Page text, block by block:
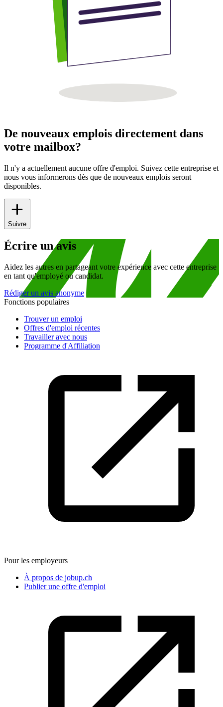
De nouveaux emplois directement dans
votre mailbox?
Il n'y a actuellement aucune offre d'emploi. Suivez cette entreprise et
nous vous informerons dès que de nouveaux emplois seront
disponibles.
Suivre
Écrire un avis
Aidez les autres en partageant votre expérience avec cette entreprise
en tant qu'employé ou candidat.
Rédiger un avis anonyme
Fonctions populaires
Trouver un emploi
Offres d'emploi récentes
Travailler avec nous
Programme d'Affiliation
Pour les employeurs
À propos de jobup.ch
Publier une offre d'emploi